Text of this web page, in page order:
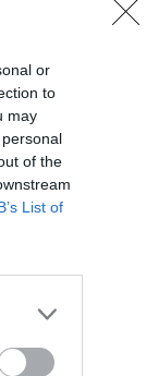
or
to
may
of the
List of